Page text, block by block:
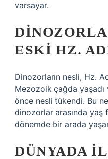
varsayar.
ESKI HZ.
Dinozorların nesli, Hz.
Mezozoik çağda yaşadı
önce nesli tükendi. Bu
dinozorlar arasında yaş
dönemde bir arada
DÜNYADA